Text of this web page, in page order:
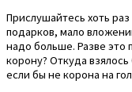
Прислушайтесь хоть
подарков, мало
надо больше. Разве
корону? Откуда
если бы не корона на